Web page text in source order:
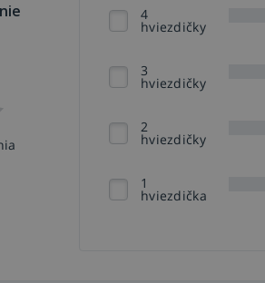
4
hviezdičky
3
hviezdičky
2
hviezdičky
1
hviezdička